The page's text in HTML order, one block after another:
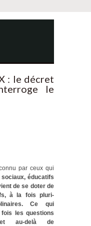
: le décret
le
par ceux qui
éducatifs
de se doter de
à la fois pluri-
Ce qui
les questions
au-delà de